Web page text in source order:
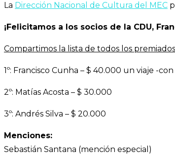
La Dirección Nacional de Cultura del MEC
¡Felicitamos a los socios de la CDU,
Compartimos la lista de todos los
1º: Francisco Cunha – $ 40.000 un viaje -
2º: Matías Acosta – $ 30.000
3º: Andrés Silva – $ 20.000
Menciones:
Sebastián Santana (mención especial)